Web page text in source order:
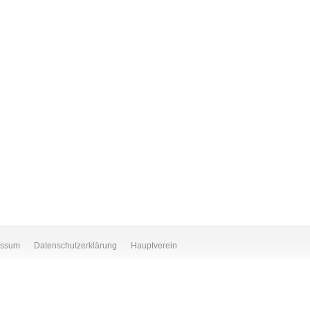
Datenschutzerklärung Hauptverein